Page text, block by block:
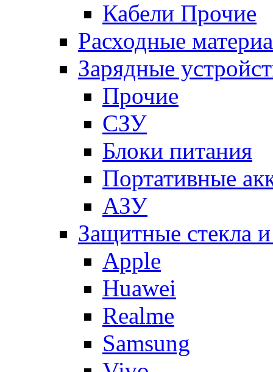
Кабели Прочие
Расходные
Зарядные
Прочие
СЗУ
Блоки питания
Портативные
АЗУ
Защитные стекла
Apple
Huawei
Realme
Samsung